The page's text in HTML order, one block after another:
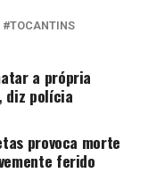
TOCANTINS
a própria
diz polícia
provoca morte
ferido